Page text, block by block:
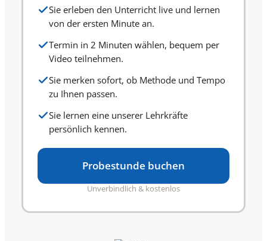
Sie erleben den Unterricht live und lernen
von der ersten Minute an.
Termin in 2 Minuten wählen, bequem per
Video teilnehmen.
Sie merken sofort, ob Methode und Tempo
zu Ihnen passen.
Sie lernen eine unserer Lehrkräfte
persönlich kennen.
Probestunde buchen
Unverbindlich & kostenlos